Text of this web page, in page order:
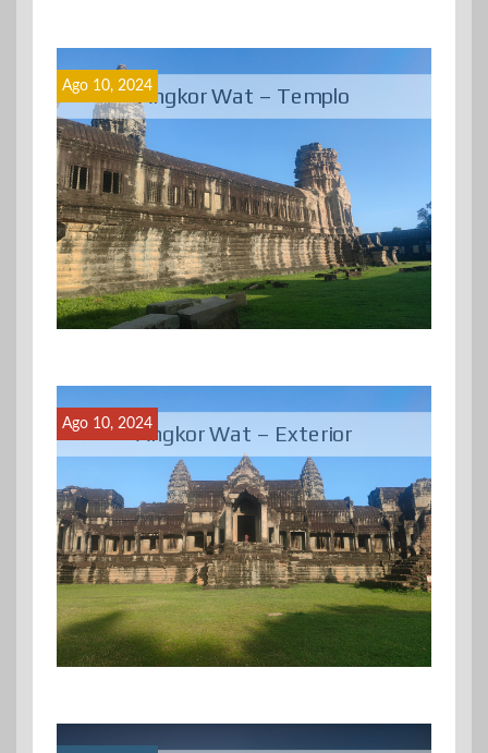
Angkor Wat – Templo
Ago 10, 2024
Angkor Wat – Exterior
Ago 10, 2024